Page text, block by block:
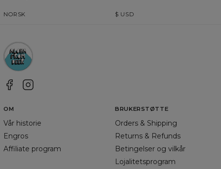
NORSK $ USD
OM
Vår historie
Engros
Affiliate program
BRUKERSTØTTE
Orders & Shipping
Returns & Refunds
Betingelser og vilkår
Lojalitetsprogram